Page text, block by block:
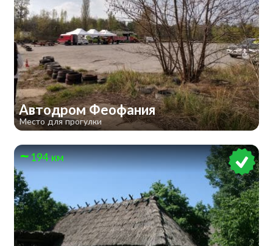
Автодром Феофания
Место для прогулки
194 км